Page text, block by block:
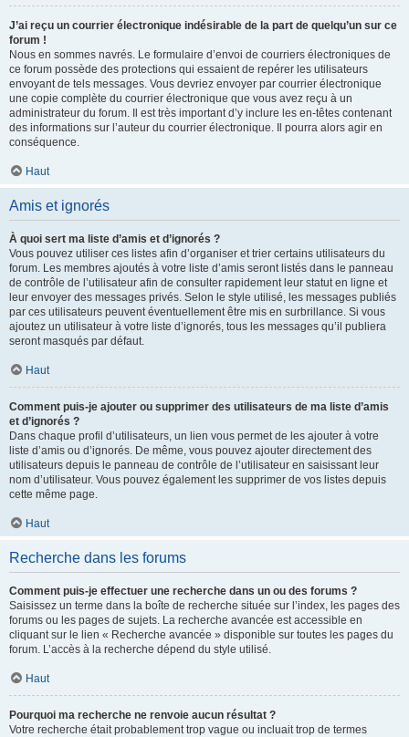
J’ai reçu un courrier électronique indésirable de la part de quelqu’un sur ce
forum !
Nous en sommes navrés. Le formulaire d’envoi de courriers électroniques de
ce forum possède des protections qui essaient de repérer les utilisateurs
envoyant de tels messages. Vous devriez envoyer par courrier électronique
une copie complète du courrier électronique que vous avez reçu à un
administrateur du forum. Il est très important d’y inclure les en-têtes contenant
des informations sur l’auteur du courrier électronique. Il pourra alors agir en
conséquence.
Haut
Amis et ignorés
À quoi sert ma liste d’amis et d’ignorés ?
Vous pouvez utiliser ces listes afin d’organiser et trier certains utilisateurs du
forum. Les membres ajoutés à votre liste d’amis seront listés dans le panneau
de contrôle de l’utilisateur afin de consulter rapidement leur statut en ligne et
leur envoyer des messages privés. Selon le style utilisé, les messages publiés
par ces utilisateurs peuvent éventuellement être mis en surbrillance. Si vous
ajoutez un utilisateur à votre liste d’ignorés, tous les messages qu’il publiera
seront masqués par défaut.
Haut
Comment puis-je ajouter ou supprimer des utilisateurs de ma liste d’amis
et d’ignorés ?
Dans chaque profil d’utilisateurs, un lien vous permet de les ajouter à votre
liste d’amis ou d’ignorés. De même, vous pouvez ajouter directement des
utilisateurs depuis le panneau de contrôle de l’utilisateur en saisissant leur
nom d’utilisateur. Vous pouvez également les supprimer de vos listes depuis
cette même page.
Haut
Recherche dans les forums
Comment puis-je effectuer une recherche dans un ou des forums ?
Saisissez un terme dans la boîte de recherche située sur l’index, les pages des
forums ou les pages de sujets. La recherche avancée est accessible en
cliquant sur le lien « Recherche avancée » disponible sur toutes les pages du
forum. L’accès à la recherche dépend du style utilisé.
Haut
Pourquoi ma recherche ne renvoie aucun résultat ?
Votre recherche était probablement trop vague ou incluait trop de termes